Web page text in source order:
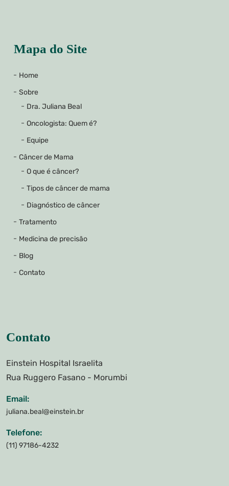
Mapa do Site
Home
Sobre
Dra. Juliana Beal
Oncologista: Quem é?
Equipe
Câncer de Mama
O que é câncer?
Tipos de câncer de mama
Diagnóstico de câncer
Tratamento
Medicina de precisão
Blog
Contato
Contato
Einstein Hospital Israelita
Rua Ruggero Fasano - Morumbi
Email:
juliana.beal@einstein.br
Telefone:
(11) 97186-4232